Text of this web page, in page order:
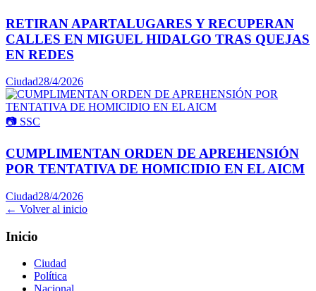
RETIRAN APARTALUGARES Y RECUPERAN
CALLES EN MIGUEL HIDALGO TRAS QUEJAS
EN REDES
Ciudad28/4/2026
📷 SSC
CUMPLIMENTAN ORDEN DE APREHENSIÓN
POR TENTATIVA DE HOMICIDIO EN EL AICM
Ciudad28/4/2026
← Volver al inicio
Inicio
Ciudad
Política